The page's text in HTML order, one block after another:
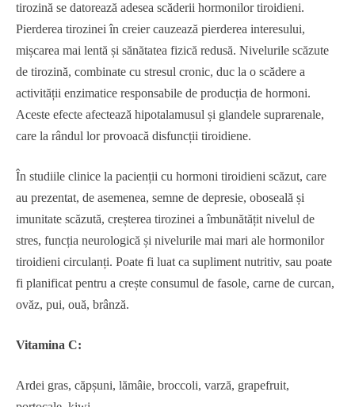
tirozină se datorează adesea scăderii hormonilor tiroidieni.
Pierderea tirozinei în creier cauzează pierderea interesului,
mișcarea mai lentă și sănătatea fizică redusă. Nivelurile scăzute
de tirozină, combinate cu stresul cronic, duc la o scădere a
activității enzimatice responsabile de producția de hormoni.
Aceste efecte afectează hipotalamusul și glandele suprarenale,
care la rândul lor provoacă disfuncții tiroidiene.
În studiile clinice la pacienții cu hormoni tiroidieni scăzut, care
au prezentat, de asemenea, semne de depresie, oboseală și
imunitate scăzută, creșterea tirozinei a îmbunătățit nivelul de
stres, funcția neurologică și nivelurile mai mari ale hormonilor
tiroidieni circulanți. Poate fi luat ca supliment nutritiv, sau poate
fi planificat pentru a crește consumul de fasole, carne de curcan,
ovăz, pui, ouă, brânză.
Vitamina C:
Ardei gras, căpșuni, lămâie, broccoli, varză, grapefruit,